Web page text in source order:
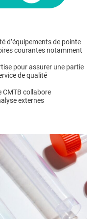
d’équipements de pointe
courantes notamment
pour assurer une partie
de qualité
CMTB collabore
externes